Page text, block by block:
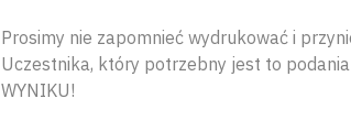
Prosimy nie zapomnieć wydrukować i
Uczestnika, który potrzebny jest to
WYNIKU!